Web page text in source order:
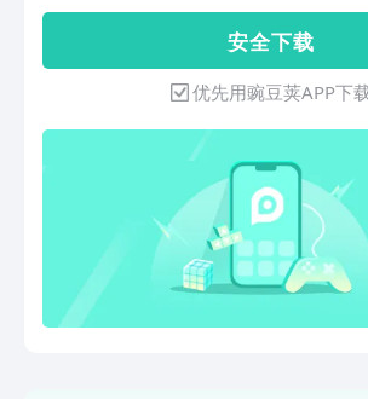
PC三端CAD文件互通、
王广泛应用在建筑（暖
力、电气、结构、预算
业）、机械（加工、机
工、制造等行业，助力
测量员。1.快速看图，
AutoCAD、浩辰CAD、
CAD图纸； 2.完美显示
纸显示，全面兼容天正
字库无乱码；3.三维览
40多种格式三维模型看
切、爆炸；4.二三维测
T20V10，提升图形显示
图纸显示更完整；专业
乱码，快速看图更清晰
具，支持测长度、测坐
例等多种测量，精准捕
供多种网盘（百度网盘
OneDrive等）登录功能
更便捷。CAD手机看图
家居装饰装修、施工等
于工程建筑、施工、现
装修、机械制图、测量
安 全 下 载
优先用豌豆荚APP下